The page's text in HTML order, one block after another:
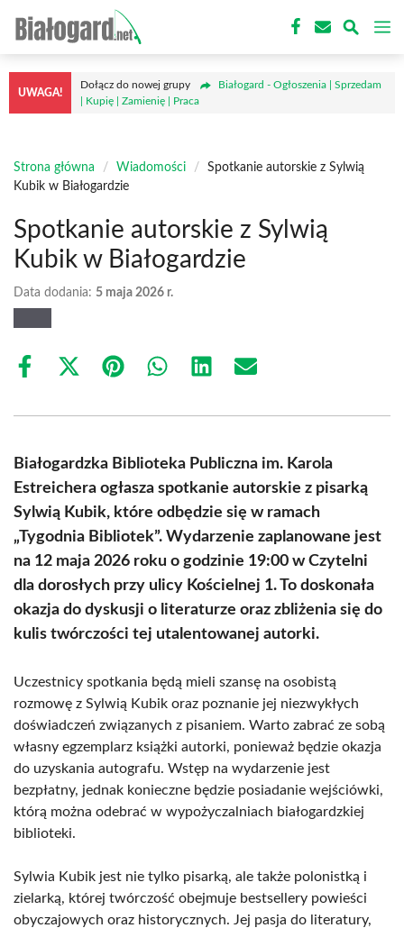
treści
UWAGA!
Dołącz do nowej grupy
Białogard - Ogłoszenia | Sprzedam
| Kupię | Zamienię | Praca
Strona główna / Wiadomości /
Spotkanie autorskie z Sylwią
Kubik w Białogardzie
Spotkanie autorskie z Sylwią
Kubik w Białogardzie
Data dodania: 5 maja 2026 r.
Share
Share
(Twitter)
Share Share Share Share
Białogardzka Biblioteka Publiczna im. Karola
Estreichera ogłasza spotkanie autorskie z pisarką
Sylwią Kubik, które odbędzie się w ramach
„Tygodnia Bibliotek”. Wydarzenie zaplanowane jest
na 12 maja 2026 roku o godzinie 19:00 w Czytelni
dla dorosłych przy ulicy Kościelnej 1. To doskonała
okazja do dyskusji o literaturze oraz zbliżenia się do
kulis twórczości tej utalentowanej autorki.
Uczestnicy spotkania będą mieli szansę na osobistą
rozmowę z Sylwią Kubik oraz poznanie jej niezwykłych
doświadczeń związanych z pisaniem. Warto zabrać ze sobą
własny egzemplarz książki autorki, ponieważ będzie okazja
do uzyskania autografu. Wstęp na wydarzenie jest
bezpłatny, jednak konieczne będzie posiadanie wejściówki,
którą można odebrać w wypożyczalniach białogardzkiej
biblioteki.
Sylwia Kubik jest nie tylko pisarką, ale także polonistką i
zielarką, której twórczość obejmuje bestsellery powieści
obyczajowych oraz historycznych. Jej pasja do literatury,